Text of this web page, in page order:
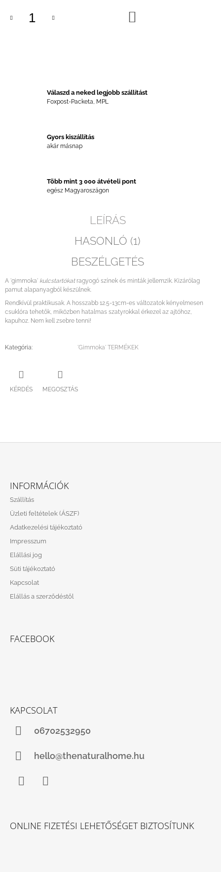
Válaszd a neked legjobb szállítást
Foxpost-Packeta, MPL
Gyors kiszállítás
akár másnap
Több mint 3 000 átvételi pont
egész Magyaroszágon
LEÍRÁS
HASONLÓ (1)
BESZÉLGETÉS
A 'gimmoka' kulcstartókat ragyogó színek és minták jellemzik. Kizárólag
pamut alapanyagból készülnek.
Rendkívül praktikusak. A hosszabb 12.5-13cm-es változatok kényelmesen
csuklóra tehetők, miközben hatalmas szatyrokkal érkezel az ajtóhoz,
kapuhoz. Nem kell zsebre tenni!
Kategória: 'Gimmoka' TERMÉKEK
KÉRDÉS MEGOSZTÁS
INFORMÁCIÓK
Szállítás
Üzleti feltételek (ÁSZF)
Adatkezelési tájékoztató
Impresszum
Elállási jog
Süti tájékoztató
Kapcsolat
Elállás a szerződéstől
FACEBOOK
KAPCSOLAT
06702532950
hello@thenaturalhome.hu
ONLINE FIZETÉSI LEHETŐSÉGET BIZTOSÍTUNK